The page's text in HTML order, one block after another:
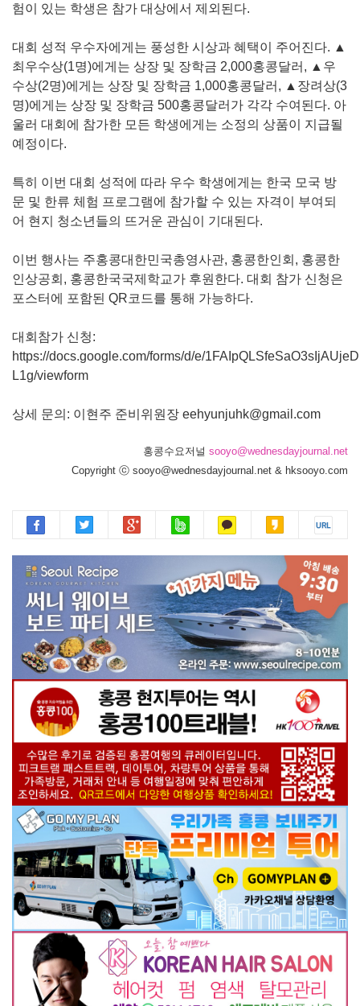
험이 있는 학생은 참가 대상에서 제외된다.
대회 성적 우수자에게는 풍성한 시상과 혜택이 주어진다. ▲
최우수상(1명)에게는 상장 및 장학금 2,000홍콩달러, ▲우
수상(2명)에게는 상장 및 장학금 1,000홍콩달러, ▲장려상(3
명)에게는 상장 및 장학금 500홍콩달러가 각각 수여된다. 아
울러 대회에 참가한 모든 학생에게는 소정의 상품이 지급될
예정이다.
특히 이번 대회 성적에 따라 우수 학생에게는 한국 모국 방
문 및 한류 체험 프로그램에 참가할 수 있는 자격이 부여되
어 현지 청소년들의 뜨거운 관심이 기대된다.
이번 행사는 주홍콩대한민국총영사관, 홍콩한인회, 홍콩한
인상공회, 홍콩한국국제학교가 후원한다. 대회 참가 신청은
포스터에 포함된 QR코드를 통해 가능하다.
대회참가 신청:
https://docs.google.com/forms/d/e/
L1g/viewform
상세 문의: 이현주 준비위원장 eehyunjuhk@gmail.com
홍콩수요저널 sooyo@wednesdayjournal.net
Copyright ⓒ sooyo@wednesdayjournal.net & hksooyo.com